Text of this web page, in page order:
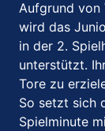
Aufgrund von
wird das
in der 2.
unterstützt.
Tore zu
So setzt sich
Spielminute